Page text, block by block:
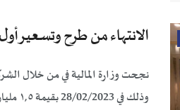
الانتهاء من طرح وتسعير أول
نجحت وزارة المالية في من خلال